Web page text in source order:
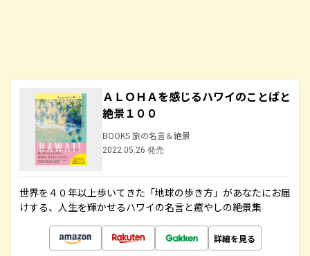
ＡＬＯＨＡを感じるハワイのことばと
絶景１００
BOOKS 旅の名言＆絶景
2022.05.26 発売
世界を４０年以上歩いてきた「地球の歩き方」があなたにお届
けする、人生を輝かせるハワイの名言と癒やしの絶景集
詳細を見る